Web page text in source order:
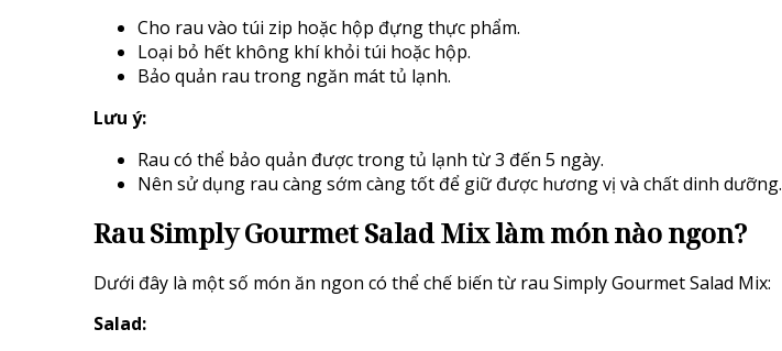
Cho rau vào túi zip hoặc hộp đựng thực phẩm.
Loại bỏ hết không khí khỏi túi hoặc hộp.
Bảo quản rau trong ngăn mát tủ lạnh.
Lưu ý:
Rau có thể bảo quản được trong tủ lạnh từ 3 đến 5 ngày.
Nên sử dụng rau càng sớm càng tốt để giữ được hương vị và chất dinh dưỡng.
Rau Simply Gourmet Salad Mix làm món nào ngon?
Dưới đây là một số món ăn ngon có thể chế biến từ rau Simply Gourmet Salad Mix:
Salad: